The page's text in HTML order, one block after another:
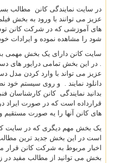
در سایت نمایندگی کانن مطالب
عزیز می توانند با ورود به بخش
های آموزشی که در شرکت کانن
شود را مشاهده نموده و ایرادات خود
سایت کانن دارای یک بخش مهمی
. در این بخش تمامی درایور های
عزیز می تواند با وارد کردن مدل
دانلود نمایند . و روی سیستم
بدانید نمایندگی کانن کارشناسان
قرارداده است که در صورت ایراد
های کانن آنها را یه صورت مستقیم و
یک بخش مهم دیگری که در سایت
است در این بخش جدید ترین
اخبار مربوط به شرکت کانن قرار
بخش می توانید از مطالب مفید در